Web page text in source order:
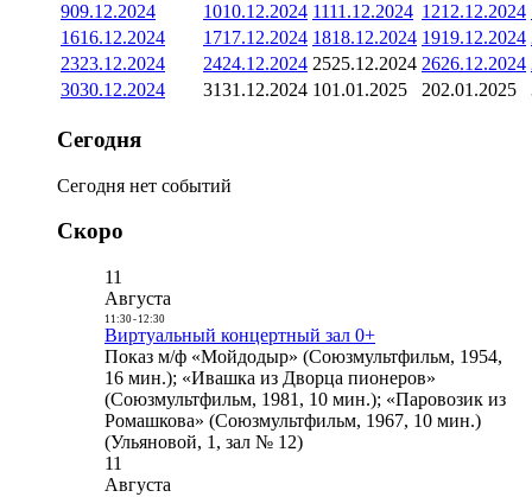
909.12.2024 1010.12.2024 1111.12.2024 1212.12.2024
1616.12.2024 1717.12.2024 1818.12.2024 1919.12.2024
2323.12.2024 2424.12.2024 2525.12.2024 2626.12.2024
3030.12.2024 3131.12.2024 101.01.2025 202.01.2025
Сегодня
Сегодня нет событий
Скоро
11
Августа
11:30- 12:30
Виртуальный концертный зал 0+
Показ м/ф «Мойдодыр» (Союзмультфильм, 1954,
16 мин.); «Ивашка из Дворца пионеров»
(Союзмультфильм, 1981, 10 мин.); «Паровозик из
Ромашкова» (Союзмультфильм, 1967, 10 мин.)
(Ульяновой, 1, зал № 12)
11
Августа